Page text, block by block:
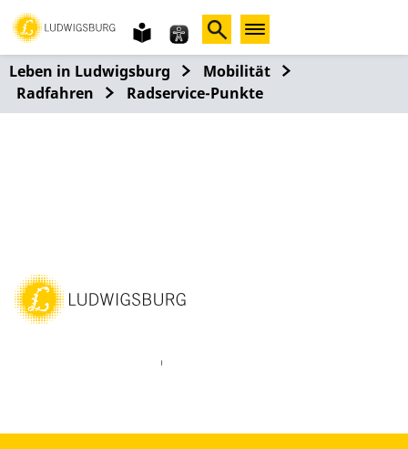
Gebärdensprache
leichte
Sprache
Leben in Ludwigsburg
Mobilität
Radfahren
Radservice-Punkte
LinkedIn